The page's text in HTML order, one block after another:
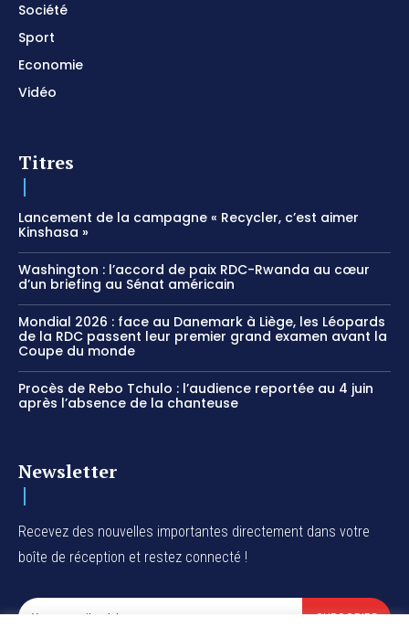
Société
Sport
Economie
Vidéo
Titres
Lancement de la campagne « Recycler, c’est aimer
Kinshasa »
Washington : l’accord de paix RDC-Rwanda au cœur
d’un briefing au Sénat américain
Mondial 2026 : face au Danemark à Liège, les Léopards
de la RDC passent leur premier grand examen avant la
Coupe du monde
Procès de Rebo Tchulo : l’audience reportée au 4 juin
après l’absence de la chanteuse
Newsletter
Recevez des nouvelles importantes directement dans votre
boîte de réception et restez connecté !
SUBSCRIBE